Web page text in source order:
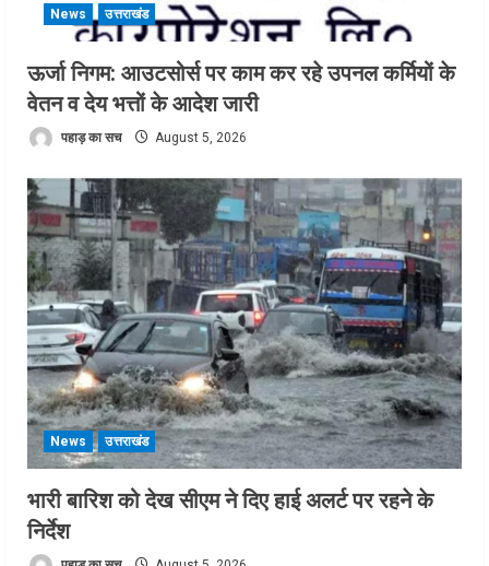
News उत्तराखंड
ऊर्जा निगम: आउटसोर्स पर काम कर रहे उपनल कर्मियों के
वेतन व देय भत्तों के आदेश जारी
पहाड़ का सच August 5, 2026
News उत्तराखंड
भारी बारिश को देख सीएम ने दिए हाई अलर्ट पर रहने के
निर्देश